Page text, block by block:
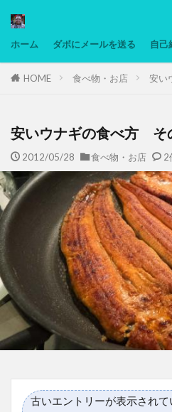
ホーム ダボにメールを送る 自己
HOME 食べ物・お店 安い
安いウナギの食べ方 そ
2012/05/28 食べ物・お店 2
古いエントリーが表示されて
タグ
マレーシア動画
ヨーグル
備忘録
動画 日本
検索